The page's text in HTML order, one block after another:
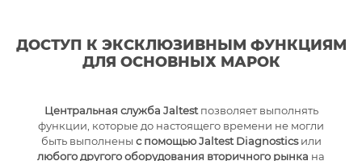
ДОСТУП К ЭКСКЛЮЗИВНЫМ ФУНКЦИЯМ
ДЛЯ ОСНОВНЫХ МАРОК
Центральная служба Jaltestпозволяет выполнять
функции, которые до настоящего времени не могли
быть выполнены с помощью Jaltest Diagnosticsили
любого другого оборудования вторичного рынка на